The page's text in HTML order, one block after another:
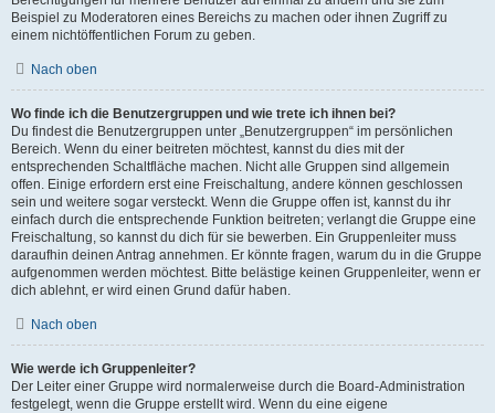
Beispiel zu Moderatoren eines Bereichs zu machen oder ihnen Zugriff zu
einem nichtöffentlichen Forum zu geben.
Nach oben
Wo finde ich die Benutzergruppen und wie trete ich ihnen bei?
Du findest die Benutzergruppen unter „Benutzergruppen“ im persönlichen
Bereich. Wenn du einer beitreten möchtest, kannst du dies mit der
entsprechenden Schaltfläche machen. Nicht alle Gruppen sind allgemein
offen. Einige erfordern erst eine Freischaltung, andere können geschlossen
sein und weitere sogar versteckt. Wenn die Gruppe offen ist, kannst du ihr
einfach durch die entsprechende Funktion beitreten; verlangt die Gruppe eine
Freischaltung, so kannst du dich für sie bewerben. Ein Gruppenleiter muss
daraufhin deinen Antrag annehmen. Er könnte fragen, warum du in die Gruppe
aufgenommen werden möchtest. Bitte belästige keinen Gruppenleiter, wenn er
dich ablehnt, er wird einen Grund dafür haben.
Nach oben
Wie werde ich Gruppenleiter?
Der Leiter einer Gruppe wird normalerweise durch die Board-Administration
festgelegt, wenn die Gruppe erstellt wird. Wenn du eine eigene